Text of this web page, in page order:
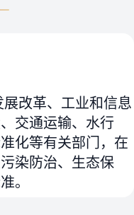
改革、工业和信息
交通运输、水行
化等有关部门，在
染防治、生态保
。